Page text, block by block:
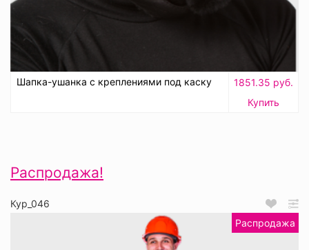
Шапка-ушанка с креплениями под каску
1851.35 руб.
Купить
Распродажа!
Кур_046
Распродажа